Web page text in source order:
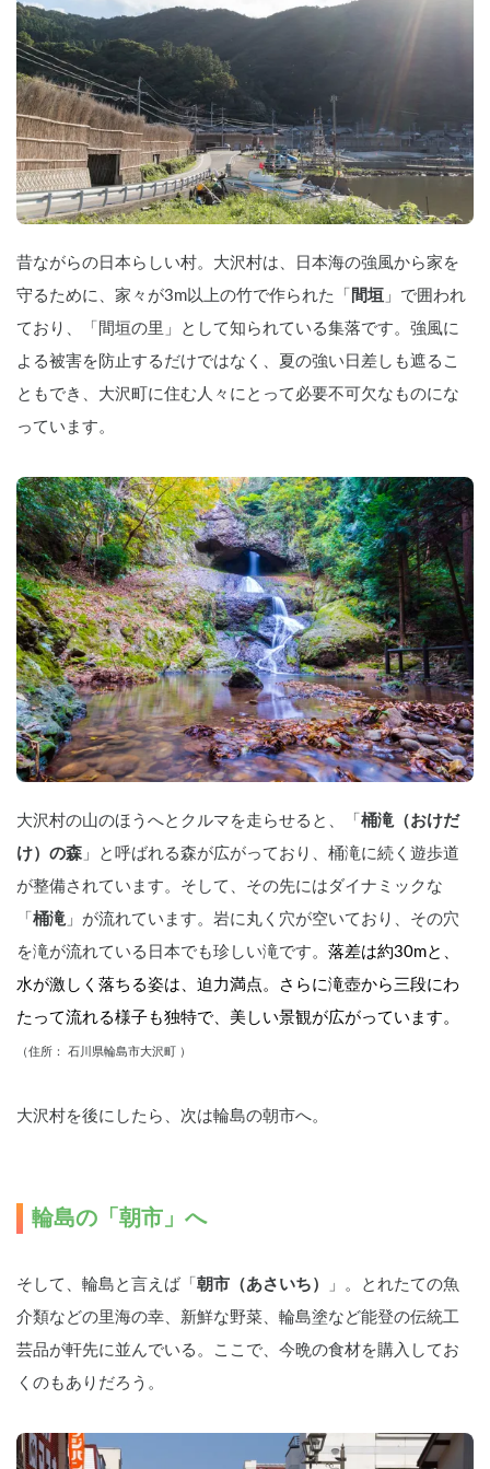
昔ながらの日本らしい村。大沢村は、日本海の強風から家を
守るために、家々が3m以上の竹で作られた「 間垣 」で囲われ
ており、「間垣の里」として知られている集落です。強風に
よる被害を防止するだけではなく、夏の強い日差しも遮るこ
ともでき、大沢町に住む人々にとって必要不可欠なものにな
っています。
大沢村の山のほうへとクルマを走らせると、「 桶滝（おけだ
け）の森 」と呼ばれる森が広がっており、桶滝に続く遊歩道
が整備されています。そして、その先にはダイナミックな
「 桶滝 」が流れています。岩に丸く穴が空いており、その穴
を滝が流れている日本でも珍しい滝です。 落差は約30mと、
水が激しく落ちる姿は、迫力満点。さらに滝壺から三段にわ
たって流れる様子も独特で、美しい景観が広がっています。
（住所： 石川県輪島市大沢町 ）
大沢村を後にしたら、次は輪島の朝市へ。
輪島の「朝市」へ
そして、輪島と言えば「 朝市（あさいち）
」。とれたての魚
介類などの里海の幸、新鮮な野菜、輪島塗など能登の伝統工
芸品が軒先に並んでいる。ここで、今晩の食材を購入してお
くのもありだろう。